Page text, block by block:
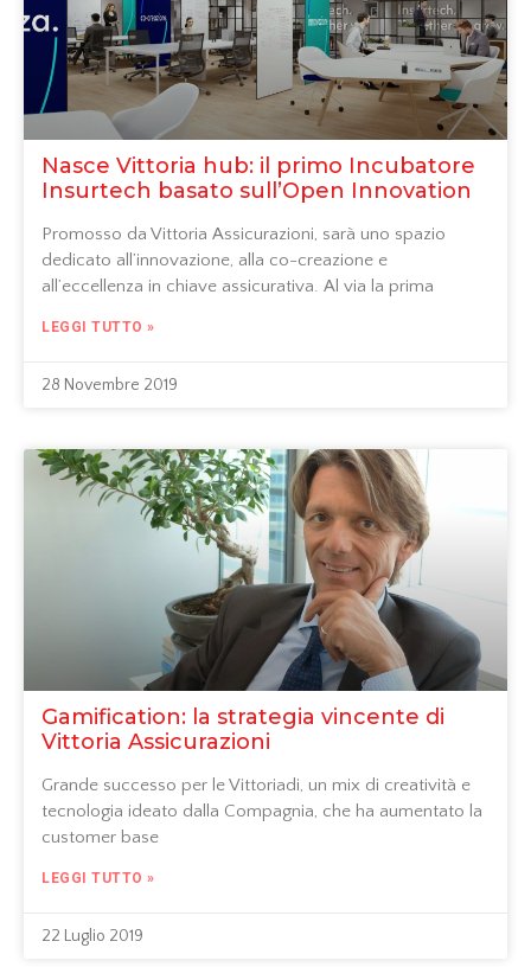
Nasce Vittoria hub: il primo Incubatore
Insurtech basato sull’Open Innovation
Promosso da Vittoria Assicurazioni, sarà uno spazio
dedicato all’innovazione, alla co-creazione e
all’eccellenza in chiave assicurativa. Al via la prima
LEGGI TUTTO »
28 Novembre 2019
Gamification: la strategia vincente di
Vittoria Assicurazioni
Grande successo per le Vittoriadi, un mix di creatività e
tecnologia ideato dalla Compagnia, che ha aumentato la
customer base
LEGGI TUTTO »
22 Luglio 2019